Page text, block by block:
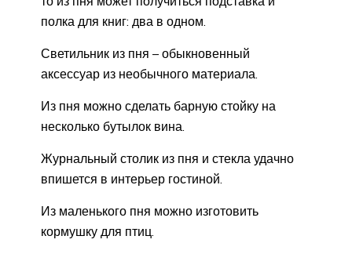
полка для книг: два в одном.
Светильник из пня – обыкновенный
аксессуар из необычного материала.
Из пня можно сделать барную стойку на
несколько бутылок вина.
Журнальный столик из пня и стекла удачно
впишется в интерьер гостиной.
Из маленького пня можно изготовить
кормушку для птиц.